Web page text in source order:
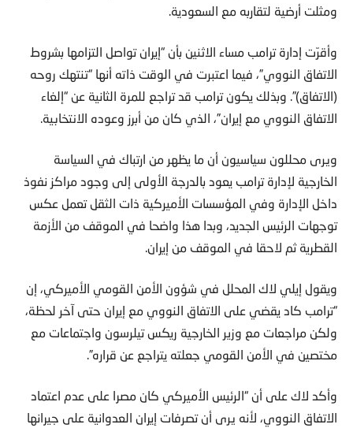
ومثلت أرضية لتقاربه مع السعودية.
وأقرّت إدارة ترامب مساء الاثنين بأن “إيران تواصل التزامها بشروط
الاتفاق النووي”، فيما اعتبرت في الوقت ذاته أنها “تنتهك روحه
(الاتفاق)”. وبذلك يكون ترامب قد تراجع للمرة الثانية عن “إلغاء
الاتفاق النووي مع إيران”، الذي كان من أبرز وعوده الانتخابية.
ويرى محللون سياسيون أن ما يظهر من ارتباك في السياسة
الخارجية لإدارة ترامب يعود بالدرجة الأولى إلى وجود مراكز نفوذ
داخل الإدارة وفي المؤسسات الأميركية ذات الثقل تعمل عكس
توجهات الرئيس الجديد، وبدا هذا واضحا في الموقف من الأزمة
القطرية ثم لاحقا في الموقف من إيران.
ويقول إيلي لاك المحلل في شؤون الأمن القومي الأميركي، إن
“ترامب كاد يقضي على الاتفاق النووي مع إيران حتى آخر لحظة،
ولكن مراجعات مع وزير الخارجية ريكس تيلرسون واجتماعات مع
مختصين في الأمن القومي جعلته يتراجع عن قراره”.
وأكد لاك على أن “الرئيس الأميركي كان مصرا على عدم اعتماد
الاتفاق النووي، لأنه يرى أن تصرفات إيران العدوانية على جيرانها